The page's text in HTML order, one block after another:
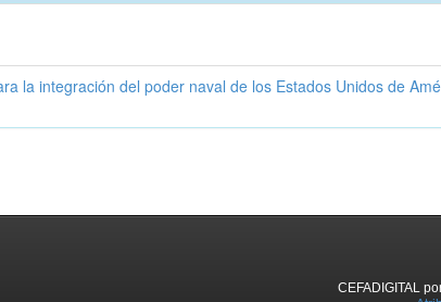
la integración del poder naval de los Estados Unidos de
CEFADIGITAL